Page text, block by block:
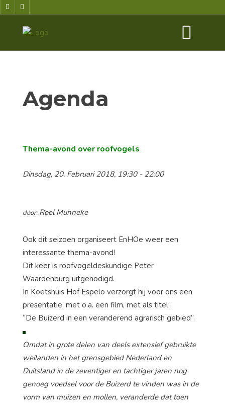
Agenda
Thema-avond over roofvogels
Dinsdag, 20. Februari 2018, 19:30 - 22:00
door:Roel Munneke
Ook dit seizoen organiseert EnHOe weer een
interessante thema-avond!
Dit keer is roofvogeldeskundige Peter
Waardenburg uitgenodigd.
In Koetshuis Hof Espelo verzorgt hij voor ons een
presentatie, met o.a. een film, met als titel:
“De Buizerd in een veranderend agrarisch gebied”.
Omdat in grote delen van deels extensief gebruikte
weilanden in het grensgebied Nederland en
Duitsland in de zeventiger en tachtiger jaren nog
genoeg voedsel voor de Buizerd te vinden was in de
vorm van muizen en mollen, veranderde dat toen